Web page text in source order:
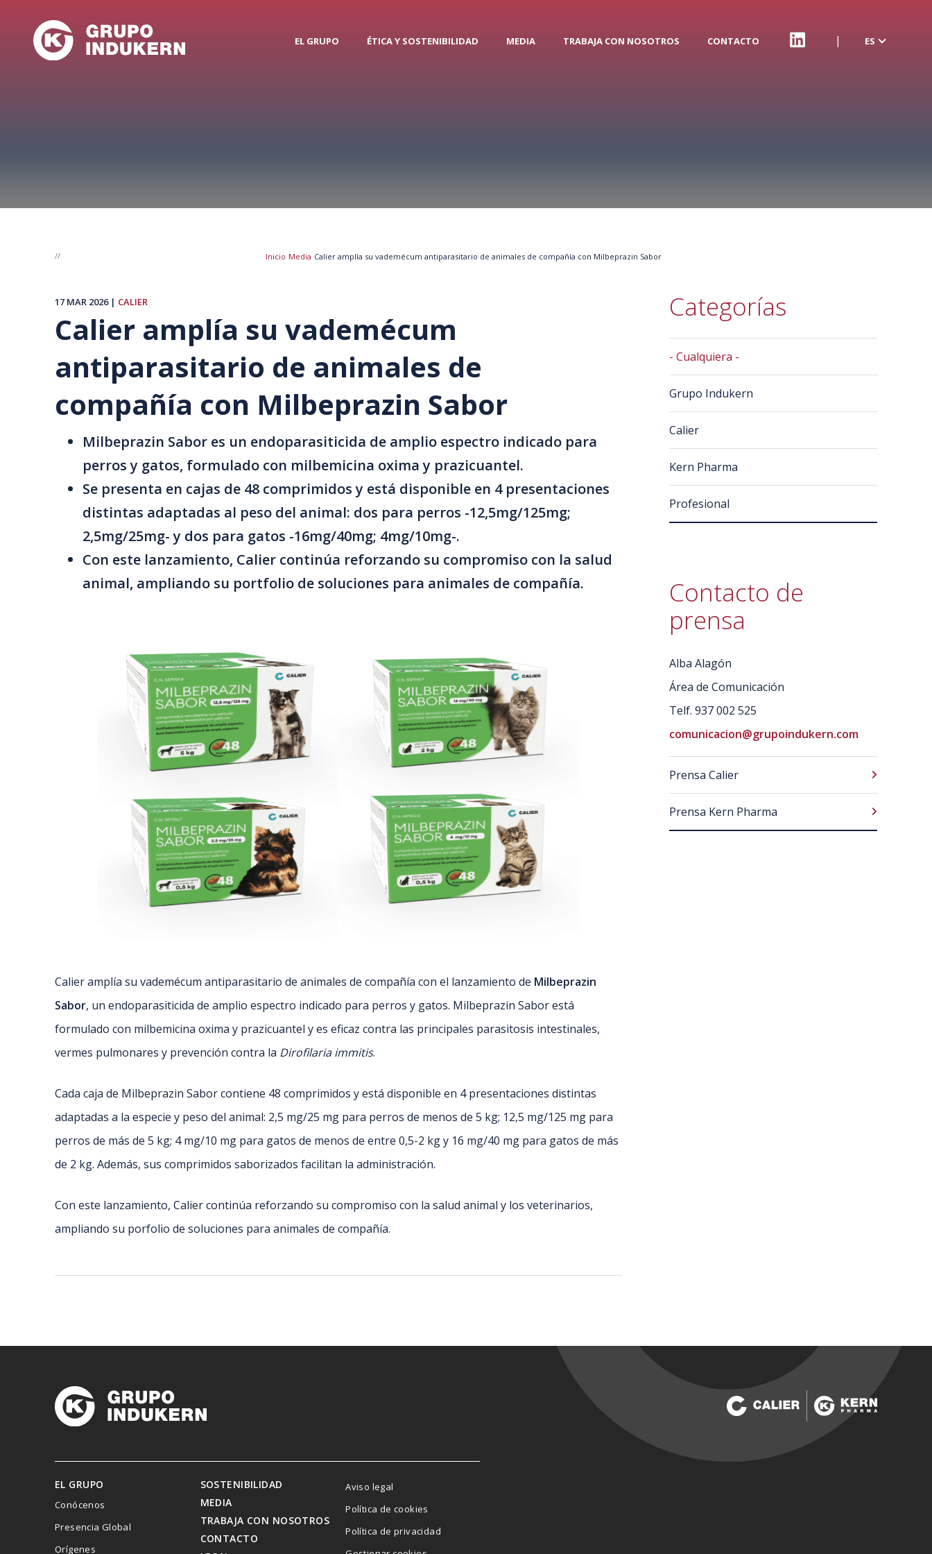
contenido
principal
EL GRUPO ÉTICA Y SOSTENIBILIDAD MEDIA TRABAJA CON NOSOTROS CONTACTO ES
Ruta
de
navegación
Inicio Media Calier amplía su vademécum antiparasitario de animales de compañía con Milbeprazin Sabor
17 MAR 2026 CALIER
Calier amplía su vademécum
antiparasitario de animales de
compañía con Milbeprazin Sabor
Milbeprazin Sabor es un endoparasiticida de amplio espectro indicado para
perros y gatos, formulado con milbemicina oxima y prazicuantel.
Se presenta en cajas de 48 comprimidos y está disponible en 4 presentaciones
distintas adaptadas al peso del animal: dos para perros -12,5mg/125mg;
2,5mg/25mg- y dos para gatos -16mg/40mg; 4mg/10mg-.
Con este lanzamiento, Calier continúa reforzando su compromiso con la salud
animal, ampliando su portfolio de soluciones para animales de compañía.
Calier amplía su vademécum antiparasitario de animales de compañía con el lanzamiento de Milbeprazin
Sabor, un endoparasiticida de amplio espectro indicado para perros y gatos. Milbeprazin Sabor está
formulado con milbemicina oxima y prazicuantel y es eficaz contra las principales parasitosis intestinales,
vermes pulmonares y prevención contra la Dirofilaria immitis.
Cada caja de Milbeprazin Sabor contiene 48 comprimidos y está disponible en 4 presentaciones distintas
adaptadas a la especie y peso del animal: 2,5 mg/25 mg para perros de menos de 5 kg; 12,5 mg/125 mg para
perros de más de 5 kg; 4 mg/10 mg para gatos de menos de entre 0,5-2 kg y 16 mg/40 mg para gatos de más
de 2 kg. Además, sus comprimidos saborizados facilitan la administración.
Con este lanzamiento, Calier continúa reforzando su compromiso con la salud animal y los veterinarios,
ampliando su porfolio de soluciones para animales de compañía.
Categorías
- Cualquiera -
Grupo Indukern
Calier
Kern Pharma
Profesional
Contacto de
prensa
Alba Alagón
Área de Comunicación
Telf. 937 002 525
comunicacion@grupoindukern.com
Prensa Calier
Prensa Kern Pharma
EL GRUPO
Conócenos
Presencia Global
Orígenes
SOSTENIBILIDAD
MEDIA
TRABAJA CON NOSOTROS
CONTACTO
Aviso legal
Política de cookies
Política de privacidad